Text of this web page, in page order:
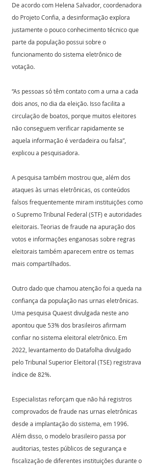
De acordo com Helena Salvador, coordenadora
do Projeto Confia, a desinformação explora
justamente o pouco conhecimento técnico que
parte da população possui sobre o
funcionamento do sistema eletrônico de
votação.
“As pessoas só têm contato com a urna a cada
dois anos, no dia da eleição. Isso facilita a
circulação de boatos, porque muitos eleitores
não conseguem verificar rapidamente se
aquela informação é verdadeira ou falsa”,
explicou a pesquisadora.
A pesquisa também mostrou que, além dos
ataques às urnas eletrônicas, os conteúdos
falsos frequentemente miram instituições como
o Supremo Tribunal Federal (STF) e autoridades
eleitorais. Teorias de fraude na apuração dos
votos e informações enganosas sobre regras
eleitorais também aparecem entre os temas
mais compartilhados.
Outro dado que chamou atenção foi a queda na
confiança da população nas urnas eletrônicas.
Uma pesquisa Quaest divulgada neste ano
apontou que 53% dos brasileiros afirmam
confiar no sistema eleitoral eletrônico. Em
2022, levantamento do Datafolha divulgado
pelo Tribunal Superior Eleitoral (TSE) registrava
índice de 82%.
Especialistas reforçam que não há registros
comprovados de fraude nas urnas eletrônicas
desde a implantação do sistema, em 1996.
Além disso, o modelo brasileiro passa por
auditorias, testes públicos de segurança e
fiscalização de diferentes instituições durante o